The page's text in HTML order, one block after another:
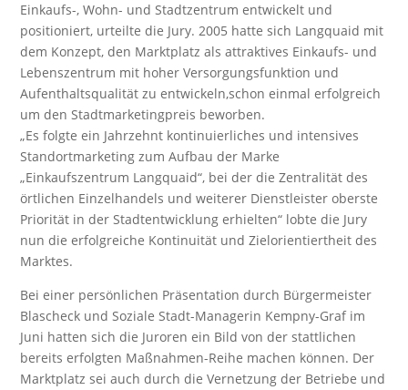
Einkaufs-, Wohn- und Stadtzentrum entwickelt und
positioniert, urteilte die Jury. 2005 hatte sich Langquaid mit
dem Konzept, den Marktplatz als attraktives Einkaufs- und
Lebenszentrum mit hoher Versorgungsfunktion und
Aufenthaltsqualität zu entwickeln,schon einmal erfolgreich
um den Stadtmarketingpreis beworben.
„Es folgte ein Jahrzehnt kontinuierliches und intensives
Standortmarketing zum Aufbau der Marke
„Einkaufszentrum Langquaid“, bei der die Zentralität des
örtlichen Einzelhandels und weiterer Dienstleister oberste
Priorität in der Stadtentwicklung erhielten“ lobte die Jury
nun die erfolgreiche Kontinuität und Zielorientiertheit des
Marktes.
Bei einer persönlichen Präsentation durch Bürgermeister
Blascheck und Soziale Stadt-Managerin Kempny-Graf im
Juni hatten sich die Juroren ein Bild von der stattlichen
bereits erfolgten Maßnahmen-Reihe machen können. Der
Marktplatz sei auch durch die Vernetzung der Betriebe und